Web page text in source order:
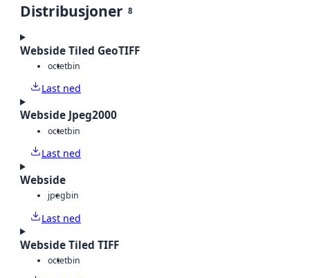
Distribusjoner 8
Webside Tiled GeoTIFF
octetbin
Last ned
Webside Jpeg2000
octetbin
Last ned
Webside
jpegbin
Last ned
Webside Tiled TIFF
octetbin